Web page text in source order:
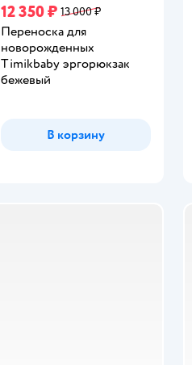
12 350 ₽ 13 000 ₽
Переноска для
новорожденных
Timikbaby эргорюкзак
бежевый
В корзину